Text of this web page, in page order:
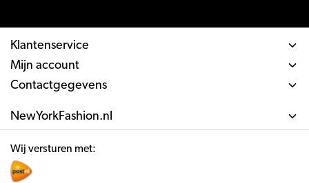
Klantenservice
Mijn account
Contactgegevens
NewYorkFashion.nl
Wij versturen met: